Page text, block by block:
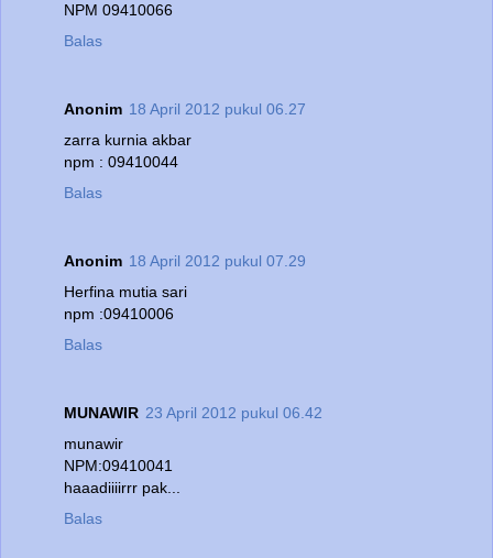
NPM 09410066
Balas
Anonim 18 April 2012 pukul 06.27
zarra kurnia akbar
npm : 09410044
Balas
Anonim 18 April 2012 pukul 07.29
Herfina mutia sari
npm :09410006
Balas
MUNAWIR 23 April 2012 pukul 06.42
munawir
NPM:09410041
haaadiiiirrr pak...
Balas